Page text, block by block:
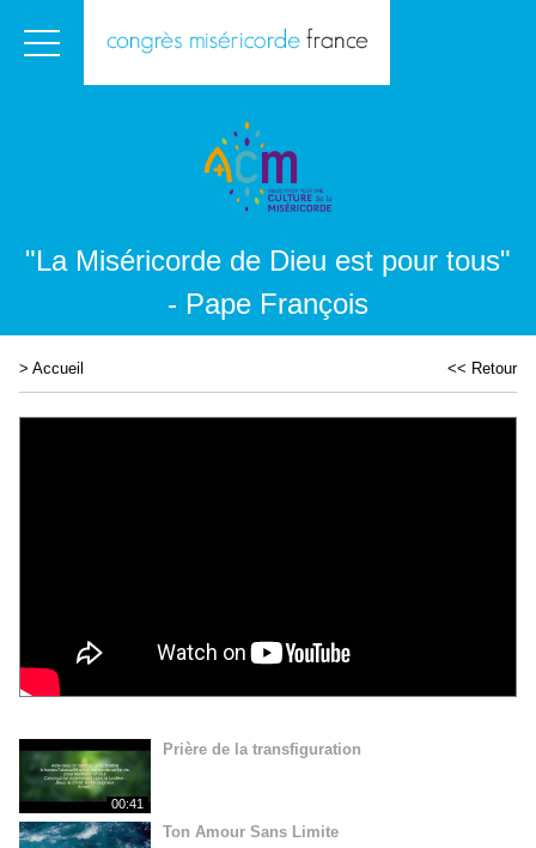
"La Miséricorde de Dieu est pour tous"
- Pape François
> Accueil << Retour
00:41
Prière de la transfiguration
Ton Amour Sans Limite